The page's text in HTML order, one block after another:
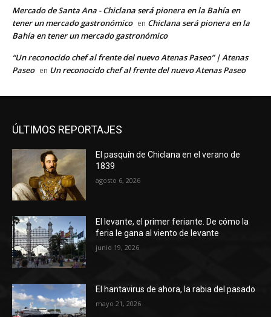
Mercado de Santa Ana - Chiclana será pionera en la Bahía en
tener un mercado gastronómico en Chiclana será pionera en la
Bahía en tener un mercado gastronómico
“Un reconocido chef al frente del nuevo Atenas Paseo” | Atenas
Paseo en Un reconocido chef al frente del nuevo Atenas Paseo
ÚLTIMOS REPORTAJES
El pasquín de Chiclana en el verano de
1839
agosto 6, 2026
El levante, el primer feriante. De cómo la
feria le gana al viento de levante
junio 19, 2026
El hantavirus de ahora, la rabia del pasado
mayo 21, 2026